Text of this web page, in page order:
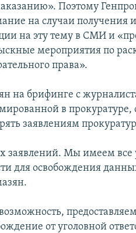
Поэтому
на случаи получения
на эту тему в СМИ и
мероприятия по
права».
на брифинге с
в прокуратуре,
заявлениям
заявлений. Мы имеем все
для освобождения
от уголовной